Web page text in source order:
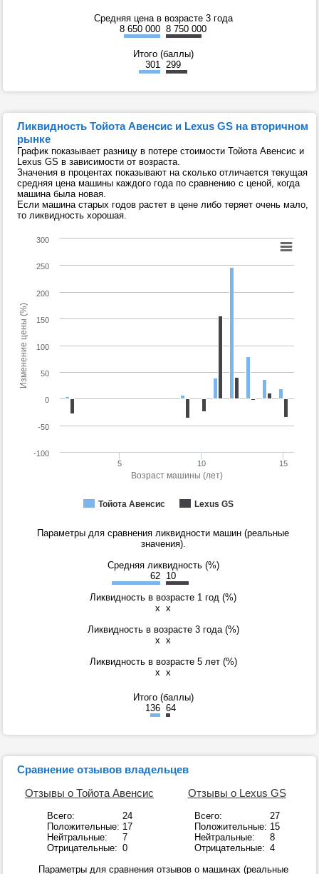
Средняя цена в возрасте 3 года
8 650 000 8 750 000
Итого (баллы)
301 299
Ликвидность Тойота Авенсис и Lexus GS на вторичном
рынке
График показывает разницу в потере стоимости Тойота Авенсис и
Lexus GS в зависимости от возраста.
Значения в процентах показывают на сколько отличается текущая
средняя цена машины каждого года по сравнению с ценой, когда
машина была новая.
Если машина старых годов растет в цене либо теряет очень мало,
то ликвидность хорошая.
Возраст машины (лет)
Изменение цены (%)
Тойота Авенсис Lexus GS
5 10 15
-100
-50
0
50
100
150
200
250
300
Параметры для сравнения ликвидности машин (реальные
значения).
Средняя ликвидность (%)
62 10
Ликвидность в возрасте 1 год (%)
x x
Ликвидность в возрасте 3 года (%)
x x
Ликвидность в возрасте 5 лет (%)
x x
Итого (баллы)
136 64
Сравнение отзывов владельцев
Отзывы о Тойота Авенсис
Всего:
24
Положительные: 17
Нейтральные:
7
Отрицательные: 0
Отзывы о Lexus GS
Всего:
27
Положительные: 15
Нейтральные:
8
Отрицательные: 4
Параметры для сравнения отзывов о машинах (реальные